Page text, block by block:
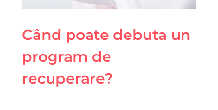
Când poate debuta un
program de
recuperare?